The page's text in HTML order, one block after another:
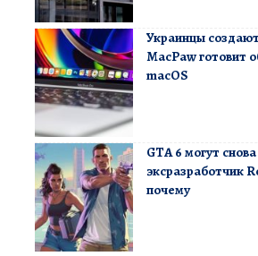
Украинцы
MacPaw готовит
macOS
GTA 6 могут
эксразработчик
почему